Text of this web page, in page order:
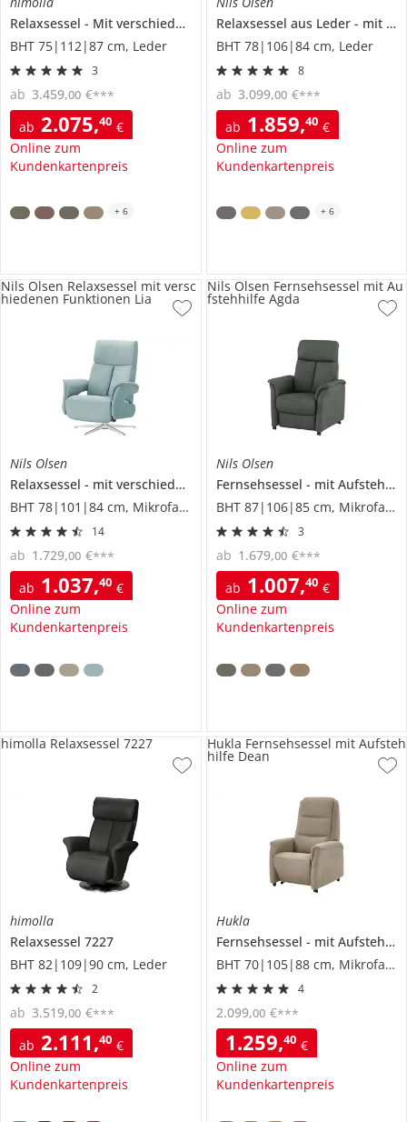
Relaxsessel
Mit verschiedenen Funktionen
7818
BHT 75|112|87 cm, Leder
3
ab 2.075,40 €
Online zum
Kundenkartenpreis
ab 3.459,00 €***
+ 6
Relaxsessel aus Leder
mit verschiedenen Funktionen
BHT 78|106|84 cm, Leder
8
ab 1.859,40 €
Online zum
Kundenkartenpreis
ab 3.099,00 €***
+ 6
Nils Olsen
Relaxsessel
mit verschiedenen Funktionen
Lia
BHT 78|101|84 cm, Mikrofaser
14
ab 1.037,40 €
Online zum
Kundenkartenpreis
ab 1.729,00 €***
Nils Olsen Relaxsessel mit versc
hiedenen Funktionen Lia
Nils Olsen
Fernsehsessel
mit Aufstehhilfe
BHT 87|106|85 cm, Mikrofaser
3
ab 1.007,40 €
Online zum
Kundenkartenpreis
ab 1.679,00 €***
Nils Olsen Fernsehsessel mit Au
fstehhilfe Agda
himolla
Relaxsessel 7227
BHT 82|109|90 cm, Leder
2
ab 2.111,40 €
Online zum
Kundenkartenpreis
ab 3.519,00 €***
himolla Relaxsessel 7227
Hukla
Fernsehsessel
mit Aufstehhilfe
BHT 70|105|88 cm, Mikrofaser
4
1.259,40 €
Online zum
Kundenkartenpreis
2.099,00 €***
Hukla Fernsehsessel mit Aufsteh
hilfe Dean